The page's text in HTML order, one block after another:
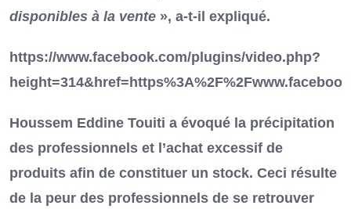
disponibles à la vente », a-t-il expliqué.
https://www.facebook.com/plugins/video.php?
Houssem Eddine Touiti a évoqué la précipitation
des professionnels et l’achat excessif de
produits afin de constituer un stock. Ceci résulte
de la peur des professionnels de se retrouver